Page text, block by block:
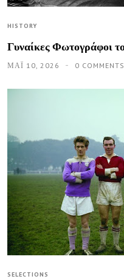
HISTORY
Γυναίκες Φωτογράφοι
ΜΑΪ́ 10, 2026 0 COMMENTS
SELECTIONS